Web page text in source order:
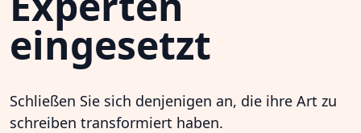
eingesetzt
Schließen Sie sich denjenigen an, die ihre Art zu
schreiben transformiert haben.